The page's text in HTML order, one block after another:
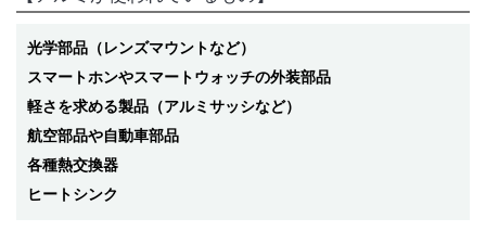
光学部品（レンズマウントなど）
スマートホンやスマートウォッチの外装部品
軽さを求める製品（アルミサッシなど）
航空部品や自動車部品
各種熱交換器
ヒートシンク